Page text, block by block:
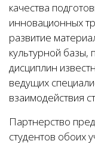
качества
инновационных
развитие
культурной
дисциплин
ведущих
взаимодействия
Партнерство
студентов обоих